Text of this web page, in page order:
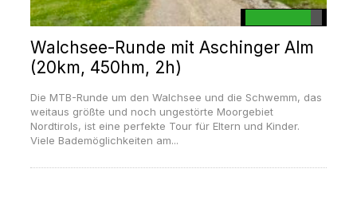
Walchsee-Runde mit Aschinger Alm
(20km, 450hm, 2h)
Die MTB-Runde um den Walchsee und die Schwemm, das
weitaus größte und noch ungestörte Moorgebiet
Nordtirols, ist eine perfekte Tour für Eltern und Kinder.
Viele Bademöglichkeiten am...